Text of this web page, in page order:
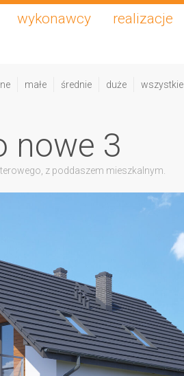
wykonawcy realizacje
małe średnie duże wszystkie
nowe 3
z poddaszem mieszkalnym.